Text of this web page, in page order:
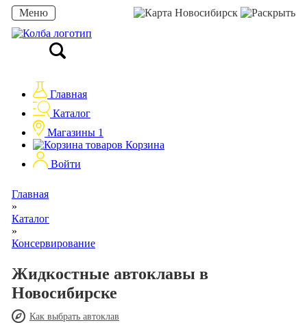
Меню Новосибирск
Главная
Каталог
Магазины 1
Корзина
Войти
Главная
»
Каталог
»
Консервирование
Жидкостные автоклавы в
Новосибирске
Как выбрать автоклав